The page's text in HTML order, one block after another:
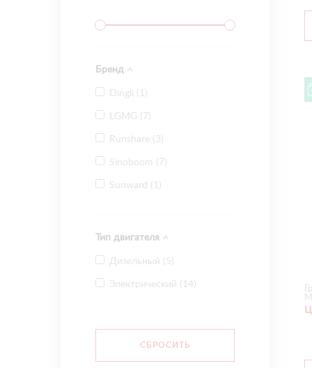
Бренд
Dingli ( )
LGMG (7)
Runshare ( 3)
Sinoboom (7)
Sunward ( )
Тип двигателя
Дизельный ( 5)
Электрический ( 14 )